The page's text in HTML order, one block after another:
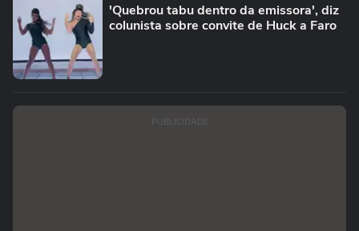
'Quebrou tabu dentro da emissora', diz
colunista sobre convite de Huck a Faro
PUBLICIDADE